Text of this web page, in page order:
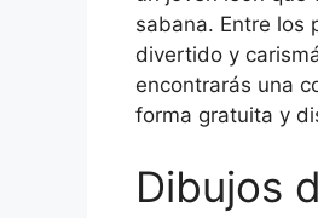
sabana. Entre los
divertido y
encontrarás una
forma gratuita y
Dibujos